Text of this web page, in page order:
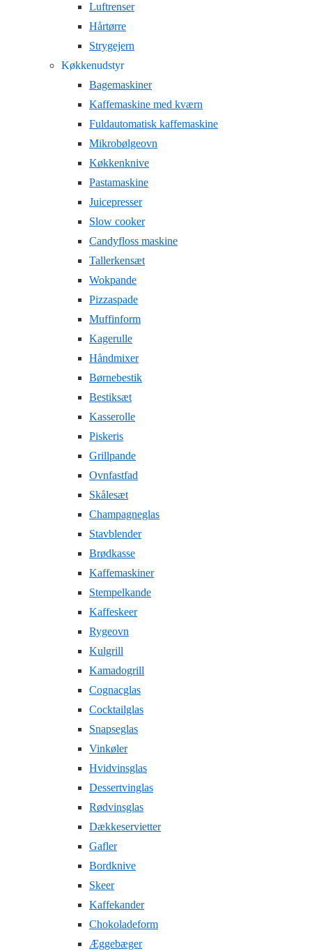
Luftrenser
Hårtørre
Strygejern
Køkkenudstyr
Bagemaskiner
Kaffemaskine med kværn
Fuldautomatisk kaffemaskine
Mikrobølgeovn
Køkkenknive
Pastamaskine
Juicepresser
Slow cooker
Candyfloss maskine
Tallerkensæt
Wokpande
Pizzaspade
Muffinform
Kagerulle
Håndmixer
Børnebestik
Bestiksæt
Kasserolle
Piskeris
Grillpande
Ovnfastfad
Skålesæt
Champagneglas
Stavblender
Brødkasse
Kaffemaskiner
Stempelkande
Kaffeskeer
Rygeovn
Kulgrill
Kamadogrill
Cognacglas
Cocktailglas
Snapseglas
Vinkøler
Hvidvinsglas
Dessertvinglas
Rødvinsglas
Dækkeservietter
Gafler
Bordknive
Skeer
Kaffekander
Chokoladeform
Æggebæger